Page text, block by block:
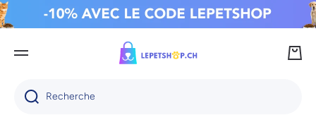
IGNORER ET PASSER AU CONTENU
Recherche